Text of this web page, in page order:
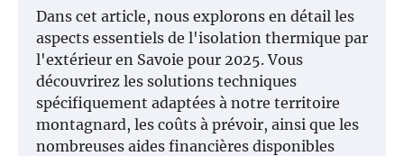
Dans cet article, nous explorons en détail les
aspects essentiels de l'isolation thermique par
l'extérieur en Savoie pour 2025. Vous
découvrirez les solutions techniques
spécifiquement adaptées à notre territoire
montagnard, les coûts à prévoir, ainsi que les
nombreuses aides financières disponibles